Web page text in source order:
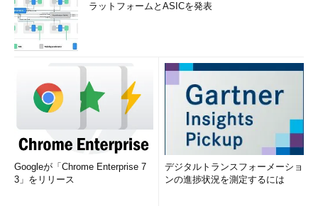
ラットフォームとASICを発表
Googleが「Chrome Enterprise 7
3」をリリース
デジタルトランスフォーメーショ
ンの進捗状況を測定するには